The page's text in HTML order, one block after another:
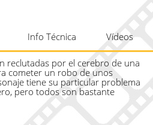
Info Técnica Vídeos
reclutadas por el cerebro de una
cometer un robo de unos
tiene su particular problema
pero todos son bastante